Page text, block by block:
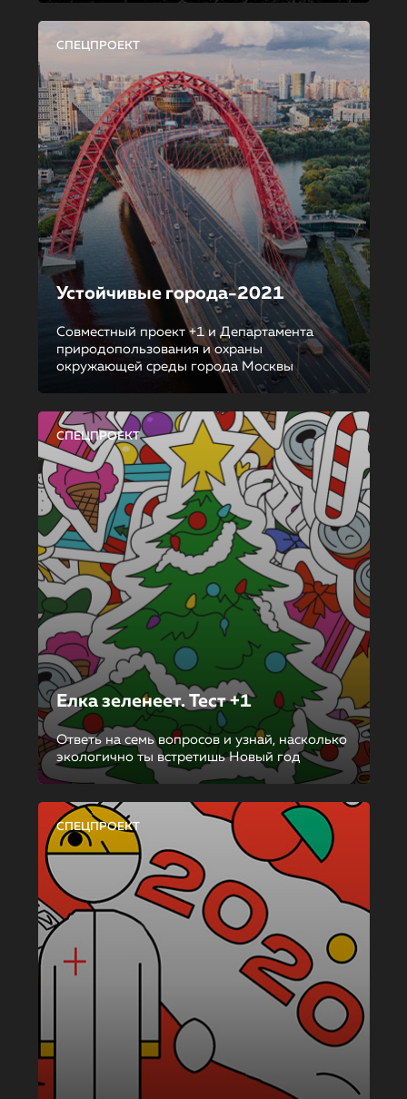
СПЕЦПРОЕКТ
Устойчивые города-2021
Совместный проект +1 и Департамента
природопользования и охраны
окружающей среды города Москвы
СПЕЦПРОЕКТ
Елка зеленеет. Тест +1
Ответь на семь вопросов и узнай, насколько
экологично ты встретишь Новый год
СПЕЦПРОЕКТ